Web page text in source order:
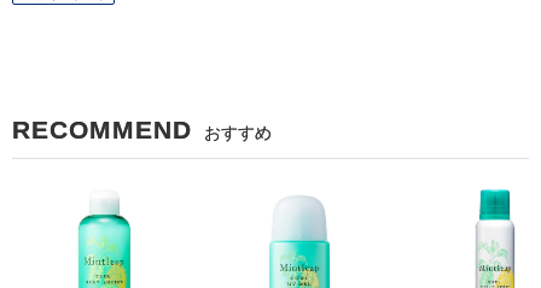
RECOMMEND おすすめ